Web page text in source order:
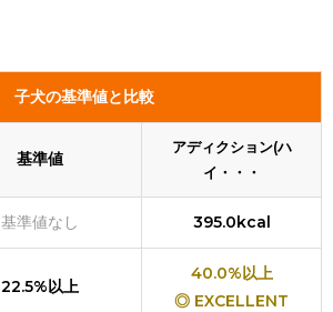
子犬の基準値と比較
基準値
アディクション(ハ
イ・・・
基準値なし 395.0kcal
22.5%以上
40.0%以上
◎ EXCELLENT